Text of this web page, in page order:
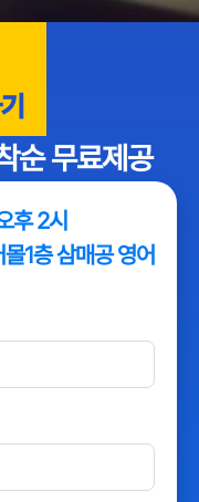
순 무료제공
후 2시
1층 삼매공 영어